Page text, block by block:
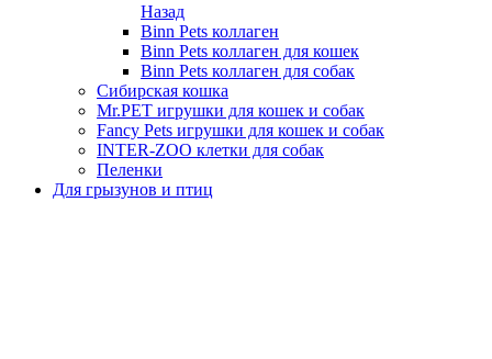
Назад
Binn Pets коллаген
Binn Pets коллаген для кошек
Binn Pets коллаген для собак
Сибирская кошка
Mr.PET игрушки для кошек и собак
Fancy Pets игрушки для кошек и собак
INTER-ZOO клетки для собак
Пеленки
Для грызунов и птиц